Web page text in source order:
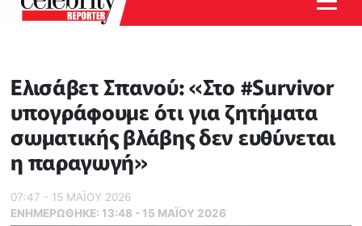
Ελισάβετ Σπανού: «Στο #Survivor
υπογράφουμε ότι για ζητήματα
σωματικής βλάβης δεν ευθύνεται
η παραγωγή»
07:47 - 15 ΜΑΪ́ΟΥ 2026
ΕΝΗΜΕΡΏΘΗΚΕ: 13:48 - 15 ΜΑΪ́ΟΥ 2026